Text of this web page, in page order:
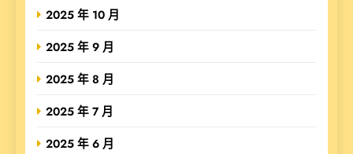
2025 年 10 月
2025 年 9 月
2025 年 8 月
2025 年 7 月
2025 年 6 月